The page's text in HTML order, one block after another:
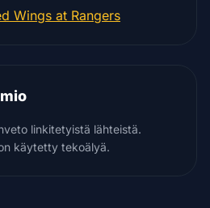
Wings at Rangers
linkitetyistä lähteistä.
käytetty tekoälyä.